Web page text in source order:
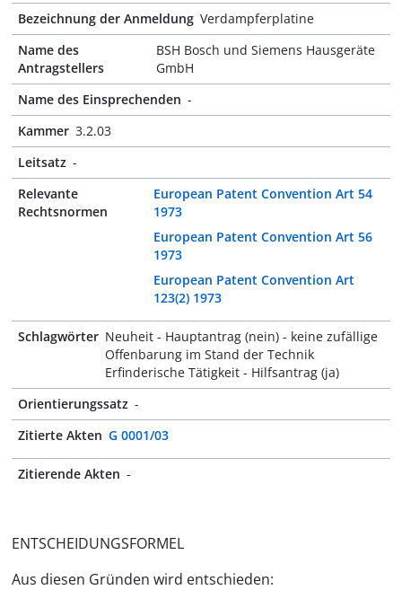
Bezeichnung der Anmeldung Verdampferplatine
Name des
Antragstellers
BSH Bosch und Siemens Hausgeräte
GmbH
Name des Einsprechenden -
Kammer 3.2.03
Leitsatz -
Relevante
Rechtsnormen
European Patent Convention Art 54
1973
European Patent Convention Art 56
1973
European Patent Convention Art
123(2) 1973
Schlagwörter Neuheit - Hauptantrag (nein) - keine zufällige
Offenbarung im Stand der Technik
Erfinderische Tätigkeit - Hilfsantrag (ja)
Orientierungssatz -
Zitierte Akten G 0001/03
Zitierende Akten -
ENTSCHEIDUNGSFORMEL
Aus diesen Gründen wird entschieden: